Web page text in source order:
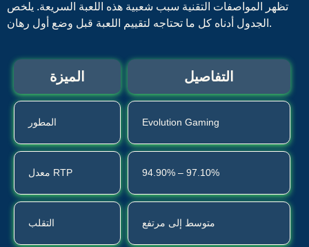
تظهر المواصفات التقنية سبب شعبية هذه اللعبة السريعة. يلخص
الجدول أدناه كل ما تحتاجه لتقييم اللعبة قبل وضع أول رهان.
الميزة التفاصيل
المطور Evolution Gaming
معدل RTP 94.90% – 97.10%
التقلب متوسط إلى مرتفع